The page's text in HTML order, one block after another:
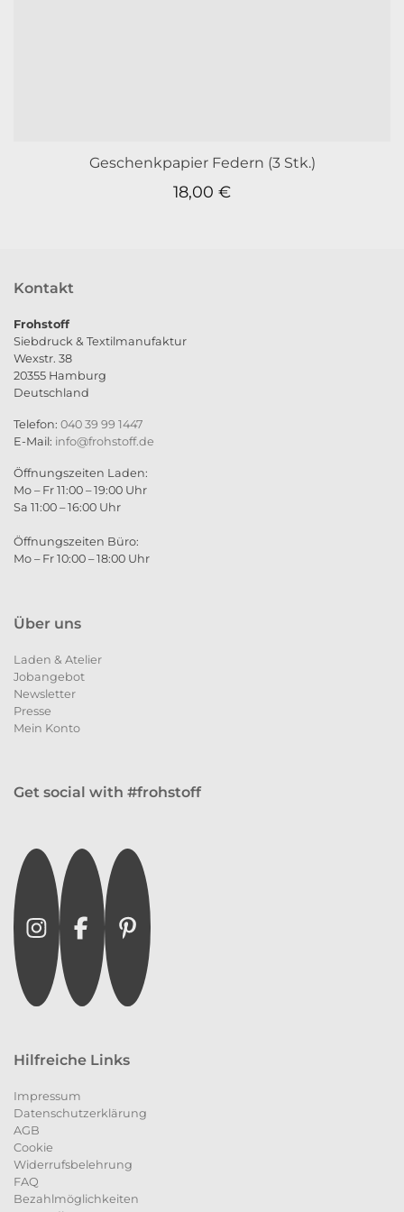
Geschenkpapier Federn (3 Stk.)
18,00 €
Kontakt
Frohstoff
Siebdruck & Textilmanufaktur
Wexstr. 38
20355 Hamburg
Deutschland
Telefon: 040 39 99 1447
E-Mail: info@frohstoff.de
Öffnungszeiten Laden:
Mo – Fr 11:00 – 19:00 Uhr
Sa 11:00 – 16:00 Uhr
Öffnungszeiten Büro:
Mo – Fr 10:00 – 18:00 Uhr
Über uns
Laden & Atelier
Jobangebot
Newsletter
Presse
Mein Konto
Get social with #frohstoff
InstagramFacebookPinterest
Hilfreiche Links
Impressum
Datenschutzerklärung
AGB
Cookie
Widerrufsbelehrung
FAQ
Bezahlmöglichkeiten